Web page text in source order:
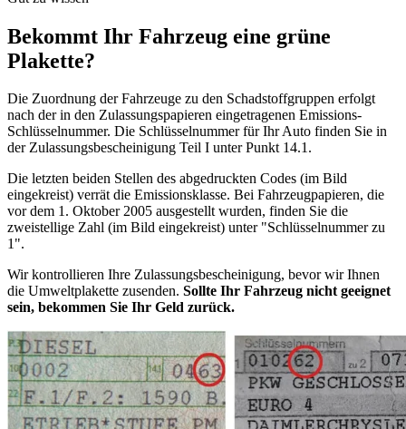
Bekommt Ihr Fahrzeug eine grüne
Plakette?
Die Zuordnung der Fahrzeuge zu den Schadstoffgruppen erfolgt
nach der in den Zulassungspapieren eingetragenen Emissions-
Schlüsselnummer. Die Schlüsselnummer für Ihr Auto finden Sie in
der Zulassungsbescheinigung Teil I unter Punkt 14.1.
Die letzten beiden Stellen des abgedruckten Codes (im Bild
eingekreist) verrät die Emissionsklasse. Bei Fahrzeugpapieren, die
vor dem 1. Oktober 2005 ausgestellt wurden, finden Sie die
zweistellige Zahl (im Bild eingekreist) unter "Schlüsselnummer zu
1".
Wir kontrollieren Ihre Zulassungsbescheinigung, bevor wir Ihnen
die Umweltplakette zusenden. Sollte Ihr Fahrzeug nicht geeignet
sein, bekommen Sie Ihr Geld zurück.